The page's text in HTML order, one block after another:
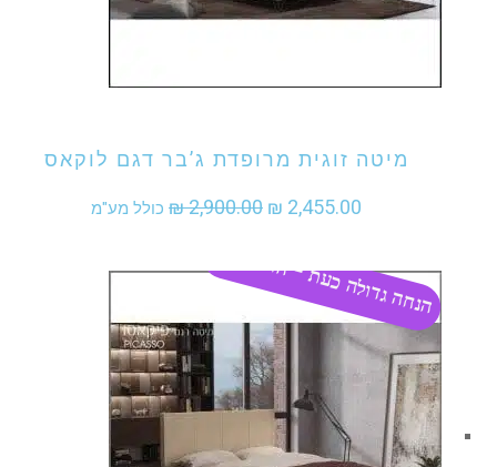
מיטה זוגית מרופדת ג’בר דגם לוקאס
₪2,900.00
המחיר
היה:
₪ 2,900.00.
₪ 2,455.00
המחיר
₪ 2,455.00.
כולל מע"מ
הנחה גדולה כעת - התקשר